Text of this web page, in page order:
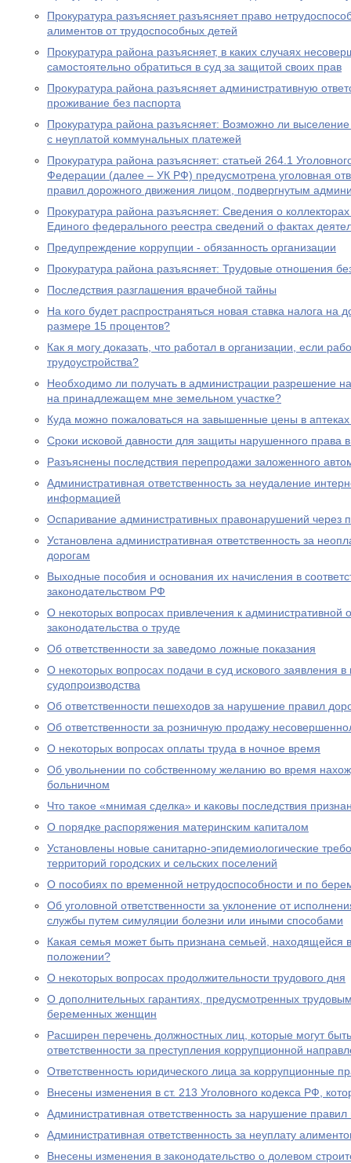
Прокуратура разъясняет разъясняет право
алиментов от трудоспособных детей
Прокуратура района разъясняет, в каких случаях
самостоятельно обратиться в суд за защитой своих прав
Прокуратура района разъясняет административную
проживание без паспорта
Прокуратура района разъясняет: Возможно ли
с неуплатой коммунальных платежей
Прокуратура района разъясняет: статьей 264.1
Федерации (далее – УК РФ) предусмотрена уголовная
правил дорожного движения лицом, подвергнутым
Прокуратура района разъясняет: Сведения о
Единого федерального реестра сведений о фактах
Предупреждение коррупции - обязанность организации
Прокуратура района разъясняет: Трудовые отношения
Последствия разглашения врачебной тайны
На кого будет распространяться новая ставка налога на
размере 15 процентов?
Как я могу доказать, что работал в организации, если
трудоустройства?
Необходимо ли получать в администрации разрешение
на принадлежащем мне земельном участке?
Куда можно пожаловаться на завышенные цены в
Сроки исковой давности для защиты нарушенного права
Разъяснены последствия перепродажи заложенного
Административная ответственность за неудаление
информацией
Оспаривание административных правонарушений через
Установлена административная ответственность за
дорогам
Выходные пособия и основания их начисления в
законодательством РФ
О некоторых вопросах привлечения к административной
законодательства о труде
Об ответственности за заведомо ложные показания
О некоторых вопросах подачи в суд искового заявления в
судопроизводства
Об ответственности пешеходов за нарушение правил
Об ответственности за розничную продажу
О некоторых вопросах оплаты труда в ночное время
Об увольнении по собственному желанию во время
больничном
Что такое «мнимая сделка» и каковы последствия
О порядке распоряжения материнским капиталом
Установлены новые санитарно-эпидемиологические
территорий городских и сельских поселений
О пособиях по временной нетрудоспособности и по
Об уголовной ответственности за уклонение от
службы путем симуляции болезни или иными способами
Какая семья может быть признана семьей, находящейся
положении?
О некоторых вопросах продолжительности трудового дня
О дополнительных гарантиях, предусмотренных
беременных женщин
Расширен перечень должностных лиц, которые могут
ответственности за преступления коррупционной
Ответственность юридического лица за коррупционные
Внесены изменения в ст. 213 Уголовного кодекса РФ,
Административная ответственность за нарушение
Административная ответственность за неуплату
Внесены изменения в законодательство о долевом